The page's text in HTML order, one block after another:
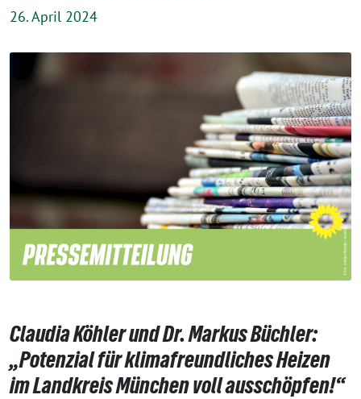
26. April 2024
Claudia Köhler und Dr. Markus Büchler:
„Potenzial für klimafreundliches Heizen
im Landkreis München voll ausschöpfen!“